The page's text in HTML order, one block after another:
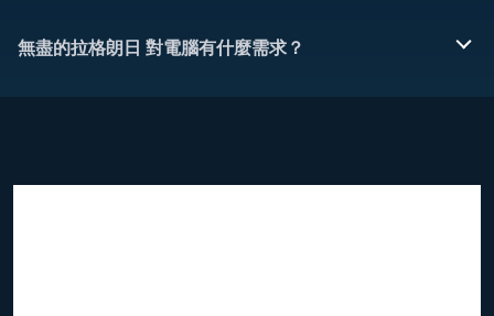
無盡的拉格朗日 對電腦有什麼需求？